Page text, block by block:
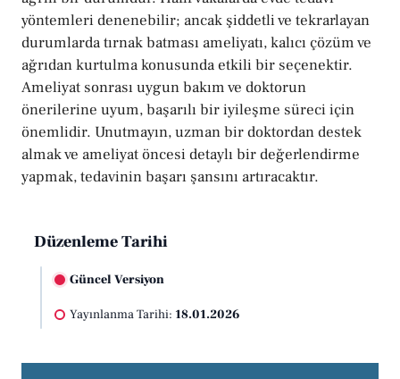
yöntemleri denenebilir; ancak şiddetli ve tekrarlayan
durumlarda tırnak batması ameliyatı, kalıcı çözüm ve
ağrıdan kurtulma konusunda etkili bir seçenektir.
Ameliyat sonrası uygun bakım ve doktorun
önerilerine uyum, başarılı bir iyileşme süreci için
önemlidir. Unutmayın, uzman bir doktordan destek
almak ve ameliyat öncesi detaylı bir değerlendirme
yapmak, tedavinin başarı şansını artıracaktır.
Düzenleme Tarihi
Güncel Versiyon
Yayınlanma Tarihi: 18.01.2026